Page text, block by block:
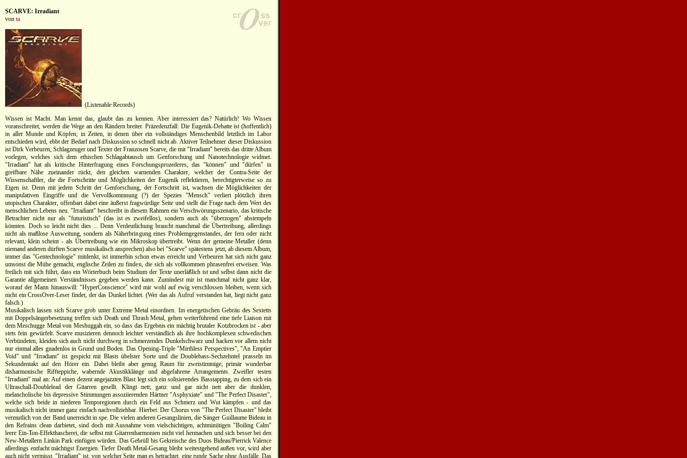
SCARVE: Irradiant
von ta
(Listenable Records)
Wissen ist Macht. Man kennt das, glaubt das zu kennen. Aber interessiert das? Natürlich! Wo Wissen
voranschreitet, werden die Wege an den Rändern breiter. Präzedenzfall: Die Eugenik-Debatte ist (hoffentlich)
in aller Munde und Köpfen; in Zeiten, in denen über ein vollständiges Menschenbild letztlich im Labor
entschieden wird, ebbt der Bedarf nach Diskussion so schnell nicht ab. Aktiver Teilnehmer dieser Diskussion
ist Dirk Verbeuren, Schlagzeuger und Texter der Franzosen Scarve, die mit "Irradiant" bereits das dritte Album
vorlegen, welches sich dem ethischen Schlagabtausch um Genforschung und Nanotechnologie widmet.
"Irradiant" hat als kritische Hinterfragung eines Forschungsprozederes, das "können" und "dürfen" in
greifbare Nähe zueinander rückt, den gleichen warnenden Charakter, welcher der Contra-Seite der
Wissenschaftler, die die Fortschritte und Möglichkeiten der Eugenik reflektieren, berechtigterweise so zu
Eigen ist. Denn mit jedem Schritt der Genforschung, der Fortschritt ist, wachsen die Möglichkeiten der
manipulativen Eingriffe und die Vervollkommnung (?) der Spezies "Mensch" verliert plötzlich ihren
utopischen Charakter, offenbart dabei eine äußerst fragwürdige Seite und stellt die Frage nach dem Wert des
menschlichen Lebens neu. "Irradiant" beschreibt in diesem Rahmen ein Verschwörungsszenario, das kritische
Betrachter nicht nur als "futuristisch" (das ist es zweifellos), sondern auch als "überzogen" abstempeln
könnten. Doch so leicht nicht dies ... Denn Verdeutlichung braucht manchmal die Übertreibung, allerdings
nicht als maßlose Ausweitung, sondern als Näherbringung eines Problemgegenstandes, der fern oder nicht
relevant, klein scheint - als Übertreibung wie ein Mikroskop übertreibt. Wenn der gemeine Metaller (denn
niemand anderen dürften Scarve musikalisch ansprechen) also bei "Scarve" spätestens jetzt, ab diesem Album,
immer das "Gentechnologie" mitdenkt, ist immerhin schon etwas erreicht und Verbeuren hat sich nicht ganz
umsonst die Mühe gemacht, englische Zeilen zu finden, die sich als vollkommen phrasenfrei erweisen. Was
freilich mit sich führt, dass ein Wörterbuch beim Studium der Texte unerläßlich ist und selbst dann nicht die
Garantie allgemeinen Verständnisses gegeben werden kann. Zumindest mir ist manchmal nicht ganz klar,
worauf der Mann hinauswill: "HyperConscience" wird mir wohl auf ewig verschlossen bleiben, wenn sich
nicht ein CrossOver-Leser findet, der das Dunkel lichtet. (Wer das als Aufruf verstanden hat, liegt nicht ganz
falsch.)
Musikalisch lassen sich Scarve grob unter Extreme Metal einordnen. Im energetischen Gebräu des Sextetts
mit Doppelsängerbesetzung treffen sich Death und Thrash Metal, gehen weiterführend eine tiefe Liaison mit
dem Meschugge Metal von Meshuggah ein, so dass das Ergebnis ein mächtig brutaler Kotzbrocken ist - aber
stets fein gewürfelt. Scarve musizieren dennoch leichter verständlich als ihre hochkomplexen schwedischen
Verbündeten, kleiden sich auch nicht durchweg in schmerzendes Dunkelschwarz und hacken vor allem nicht
nur einmal alles gnadenlos in Grund und Boden. Das Opening-Triple "Mirthless Perspectives", "An Emptier
Void" und "Irradiant" ist gespickt mit Blasts übelster Sorte und die Doublebass-Sechzehntel prasseln im
Sekundentakt auf den Hörer ein. Dabei bleibt aber genug Raum für zweistimmige, primär wunderbar
disharmonische Riffteppiche, wabernde Akustikklänge und abgefahrene Arrangements. Zweifler testen
"Irradiant" mal an: Auf einen dezent angejazzten Blast legt sich ein solisierendes Basstapping, zu dem sich ein
Ultraschall-Doublelead der Gitarren gesellt. Klingt nett; ganz und gar nicht nett aber die dunklen,
melancholische bis depressive Stimmungen assoziierenden Härtner "Asphyxiate" und "The Perfect Disaster",
welche sich beide in niederen Temporegionen durch ein Feld aus Schmerz und Wut kämpfen - und das
musikalisch nicht immer ganz einfach nachvollziehbar. Hierbei: Der Chorus von "The Perfect Disaster" bleibt
vermutlich von der Band unerreicht in spe. Die vielen anderen Gesangslinien, die Sänger Guillaume Bideau in
den Refrains clean darbietet, sind doch mit Ausnahme vom vielschichtigen, achtminütigen "Boiling Calm"
leere Ein-Ton-Effekthascherei, die selbst mit Gitarrenharmonien nicht viel hermachen und sich besser bei den
New-Metallern Linkin Park einfügen würden. Das Gebrüll bis Gekreische des Duos Bideau/Pierrick Valence
allerdings entfacht mächtigst Energien. Tiefer Death Metal-Gesang bleibt weitestgehend außen vor, wird aber
auch nicht vermisst. "Irradiant" ist, von welcher Seite man es betrachtet, eine runde Sache ohne Ausfälle. Das